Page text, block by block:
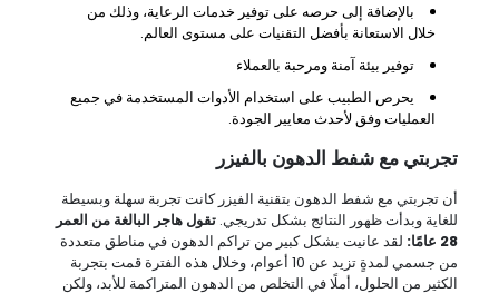
بالإضافة إلى حرصه على توفير خدمات الرعاية، وذلك من
خلال الاستعانة بأفضل التقنيات على مستوى العالم.
توفير بيئة آمنة ومرحبة بالعملاء
يحرص الطبيب على استخدام الأدوات المستخدمة في جميع
العمليات وفق لأحدث معايير الجودة.
تجربتي مع شفط الدهون بالفيزر
أن تجربتي مع شفط الدهون بتقنية الفيزر كانت تجربة سهلة وبسيطة
للغاية وبدأت ظهور النتائج بشكل تدريجي. تقول هاجر البالغة من العمر
28 عامًا:
لقد عانيت بشكل كبير من تراكم الدهون في مناطق متعددة
من جسمي لمدةٍ تزيد عن 10 أعوام، وخلال هذه الفترة قمت بتجربة
الكثير من الحلول، أملًا في التخلص من الدهون المتراكمة للأبد، ولكن